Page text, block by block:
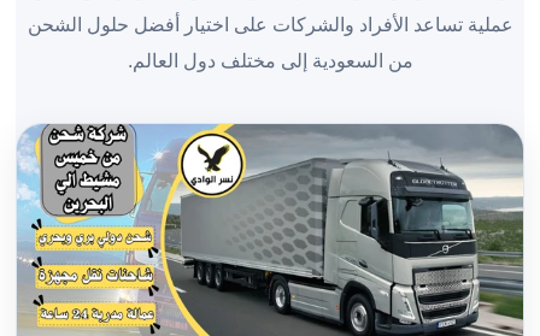
عملية تساعد الأفراد والشركات على اختيار أفضل حلول الشحن
من السعودية إلى مختلف دول العالم.